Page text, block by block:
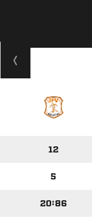
12
5
20:86